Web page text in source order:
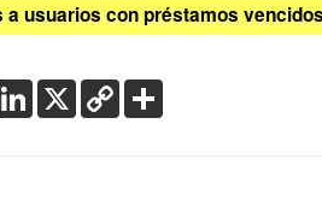
a usuarios con préstamos
LinkedIn
X Copy
Link